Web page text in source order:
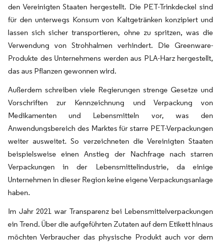
den Vereinigten Staaten hergestellt. Die PET-Trinkdeckel sind
für den unterwegs Konsum von Kaltgetränken konzipiert und
lassen sich sicher transportieren, ohne zu spritzen, was die
Verwendung von Strohhalmen verhindert. Die Greenware-
Produkte des Unternehmens werden aus PLA-Harz hergestellt,
das aus Pflanzen gewonnen wird.
Außerdem schreiben viele Regierungen strenge Gesetze und
Vorschriften zur Kennzeichnung und Verpackung von
Medikamenten und Lebensmitteln vor, was den
Anwendungsbereich des Marktes für starre PET-Verpackungen
weiter ausweitet. So verzeichneten die Vereinigten Staaten
beispielsweise einen Anstieg der Nachfrage nach starren
Verpackungen in der Lebensmittelindustrie, da einige
Unternehmen in dieser Region keine eigene Verpackungsanlage
haben.
Im Jahr 2021 war Transparenz bei Lebensmittelverpackungen
ein Trend. Über die aufgeführten Zutaten auf dem Etikett hinaus
möchten Verbraucher das physische Produkt auch vor dem